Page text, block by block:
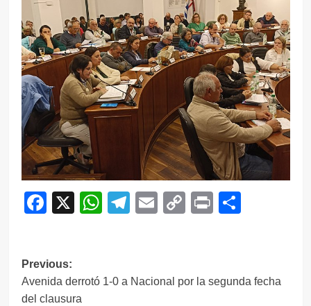
Facebook
X WhatsApp
Telegram
EmailCopy
Print
Navegación
de
Previous:
Avenida derrotó 1-0 a Nacional por la segunda fecha
del clausura